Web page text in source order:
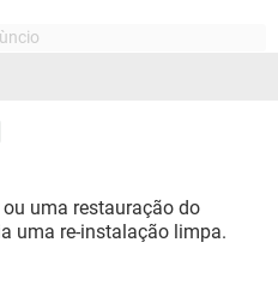
uma restauração do
uma re-instalação limpa.